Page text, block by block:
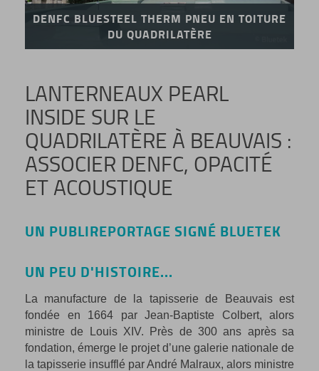
DENFC BLUESTEEL THERM PNEU EN TOITURE
DU QUADRILATÈRE
LANTERNEAUX PEARL
INSIDE SUR LE
QUADRILATÈRE À BEAUVAIS :
ASSOCIER DENFC, OPACITÉ
ET ACOUSTIQUE
UN PUBLIREPORTAGE SIGNÉ BLUETEK
UN PEU D'HISTOIRE...
La manufacture de la tapisserie de Beauvais est
fondée en 1664 par Jean-Baptiste Colbert, alors
ministre de Louis XIV. Près de 300 ans après sa
fondation, émerge le projet d’une galerie nationale de
la tapisserie insufflé par André Malraux, alors ministre